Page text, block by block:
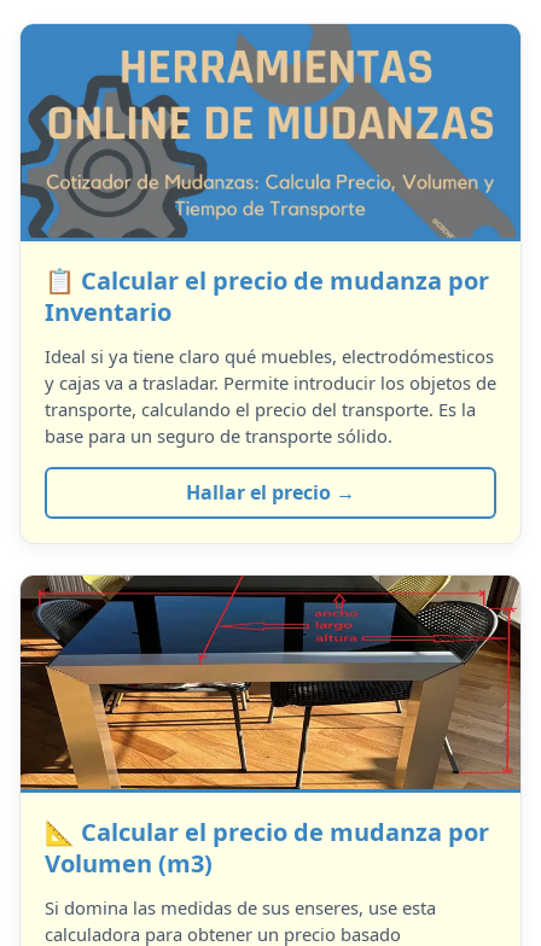
📋 Calcular el precio de mudanza por
Inventario
Ideal si ya tiene claro qué muebles, electrodómesticos
y cajas va a trasladar. Permite introducir los objetos de
transporte, calculando el precio del transporte. Es la
base para un seguro de transporte sólido.
Hallar el precio →
📐 Calcular el precio de mudanza por
Volumen (m3)
Si domina las medidas de sus enseres, use esta
calculadora para obtener un precio basado